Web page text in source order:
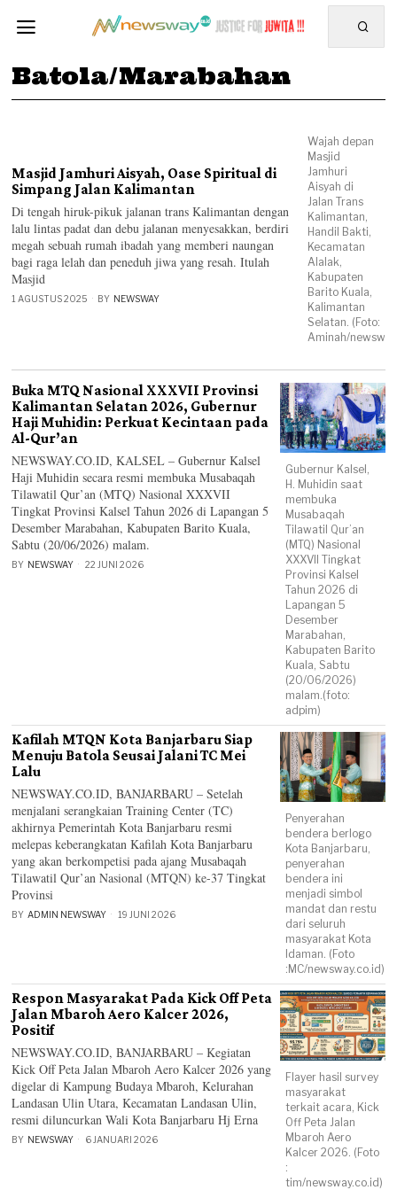
Batola/Marabahan
Wajah depan
Masjid
Jamhuri
Aisyah di
Jalan Trans
Kalimantan,
Handil Bakti,
Kecamatan
Alalak,
Kabupaten
Barito Kuala,
Kalimantan
Selatan. (Foto:
Aminah/
Masjid Jamhuri Aisyah, Oase Spiritual di
Simpang Jalan Kalimantan
Di tengah hiruk-pikuk jalanan trans Kalimantan dengan
lalu lintas padat dan debu jalanan menyesakkan, berdiri
megah sebuah rumah ibadah yang memberi naungan
bagi raga lelah dan peneduh jiwa yang resah. Itulah
Masjid
1 AGUSTUS 2025 BY NEWSWAY
Gubernur Kalsel,
H. Muhidin saat
membuka
Musabaqah
Tilawatil Qur’an
(MTQ) Nasional
XXXVII Tingkat
Provinsi Kalsel
Tahun 2026 di
Lapangan 5
Desember
Marabahan,
Kabupaten Barito
Kuala, Sabtu
(20/06/2026)
malam.(foto:
adpim)
Buka MTQ Nasional XXXVII Provinsi
Kalimantan Selatan 2026, Gubernur
Haji Muhidin: Perkuat Kecintaan pada
Al-Qur’an
NEWSWAY.CO.ID, KALSEL – Gubernur Kalsel
Haji Muhidin secara resmi membuka Musabaqah
Tilawatil Qur’an (MTQ) Nasional XXXVII
Tingkat Provinsi Kalsel Tahun 2026 di Lapangan 5
Desember Marabahan, Kabupaten Barito Kuala,
Sabtu (20/06/2026) malam.
BY NEWSWAY 22 JUNI 2026
Penyerahan
bendera berlogo
Kota Banjarbaru,
penyerahan
bendera ini
menjadi simbol
mandat dan restu
dari seluruh
masyarakat Kota
Idaman. (Foto
:MC/newsway.co.id)
Kafilah MTQN Kota Banjarbaru Siap
Menuju Batola Seusai Jalani TC Mei
Lalu
NEWSWAY.CO.ID, BANJARBARU – Setelah
menjalani serangkaian Training Center (TC)
akhirnya Pemerintah Kota Banjarbaru resmi
melepas keberangkatan Kafilah Kota Banjarbaru
yang akan berkompetisi pada ajang Musabaqah
Tilawatil Qur’an Nasional (MTQN) ke-37 Tingkat
Provinsi
BY ADMIN NEWSWAY 19 JUNI 2026
Flayer hasil survey
masyarakat
terkait acara, Kick
Off Peta Jalan
Mbaroh Aero
Kalcer 2026. (Foto
:
tim/newsway.co.id)
Respon Masyarakat Pada Kick Off Peta
Jalan Mbaroh Aero Kalcer 2026,
Positif
NEWSWAY.CO.ID, BANJARBARU – Kegiatan
Kick Off Peta Jalan Mbaroh Aero Kalcer 2026 yang
digelar di Kampung Budaya Mbaroh, Kelurahan
Landasan Ulin Utara, Kecamatan Landasan Ulin,
resmi diluncurkan Wali Kota Banjarbaru Hj Erna
BY NEWSWAY 6 JANUARI 2026